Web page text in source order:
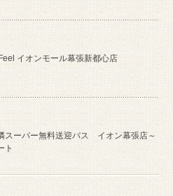
イオンモール幕張新都心店
スーパー無料送迎バス イオン幕張店～
ト